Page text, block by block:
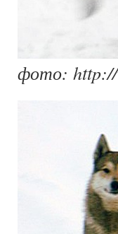
фото: http://